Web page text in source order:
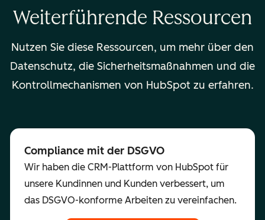
Weiterführende Ressourcen
Nutzen Sie diese Ressourcen, um mehr über den
Datenschutz, die Sicherheitsmaßnahmen und die
Kontrollmechanismen von HubSpot zu erfahren.
Compliance mit der DSGVO
Wir haben die CRM-Plattform von HubSpot für
unsere Kundinnen und Kunden verbessert, um
das DSGVO-konforme Arbeiten zu vereinfachen.